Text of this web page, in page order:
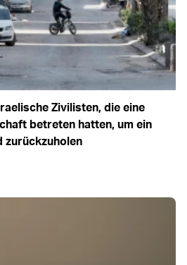
Zivilisten, die eine
betreten hatten, um ein